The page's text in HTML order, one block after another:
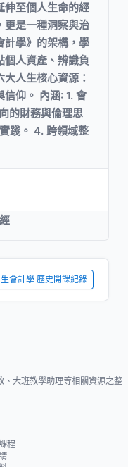
伸至個人生命的經
更是一種洞察與治
計學》的架構，學
個人資產、辨識負
人生核心資源：
仰。 內涵: 1. 會
的財務與倫理思
踐。 4. 跨領域整
會計學 歷史開課紀錄
大班教學助理等相關資源之整
程